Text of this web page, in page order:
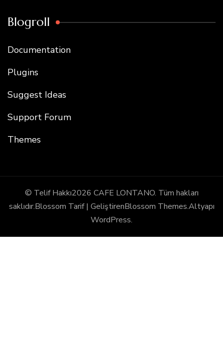
Blogroll
Documentation
Plugins
Suggest Ideas
Support Forum
Themes
© Telif Hakkı2026 CAFE LONTANO. Tüm hakları
saklıdır.Blossom Tarif | GeliştirenBlossom Themes.Altyapı
WordPress.